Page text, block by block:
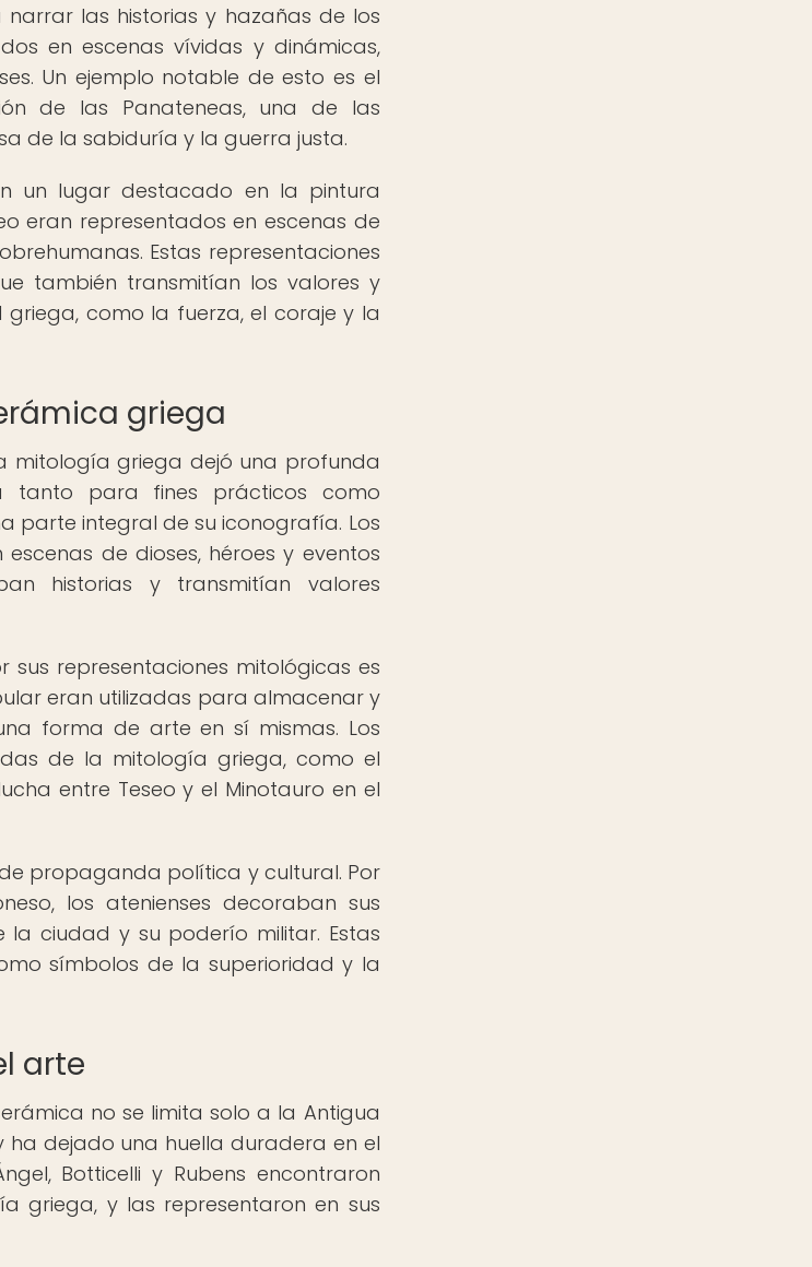
las historias y hazañas de los
en escenas vívidas y dinámicas,
Un ejemplo notable de esto es el
de las Panateneas, una de las
de la sabiduría y la guerra justa.
un lugar destacado en la pintura
eran representados en escenas de
Estas representaciones
también transmitían los valores y
como la fuerza, el coraje y la
griega
mitología griega dejó una profunda
tanto para fines prácticos como
parte integral de su iconografía. Los
de dioses, héroes y eventos
historias y transmitían valores
representaciones mitológicas es
eran utilizadas para almacenar y
forma de arte en sí mismas. Los
de la mitología griega, como el
entre Teseo y el Minotauro en el
propaganda política y cultural. Por
los atenienses decoraban sus
ciudad y su poderío militar. Estas
símbolos de la superioridad y la
arte
no se limita solo a la Antigua
ha dejado una huella duradera en el
Botticelli y Rubens encontraron
griega, y las representaron en sus